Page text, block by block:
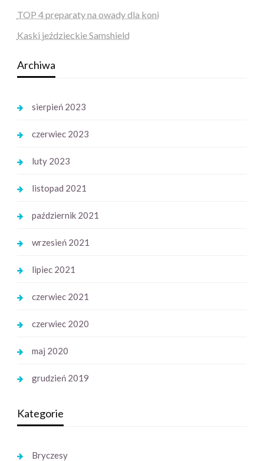
TOP 4 preparaty na owady dla koni
Kaski jeździeckie Samshield
Archiwa
sierpień 2023
czerwiec 2023
luty 2023
listopad 2021
październik 2021
wrzesień 2021
lipiec 2021
czerwiec 2021
czerwiec 2020
maj 2020
grudzień 2019
Kategorie
Bryczesy